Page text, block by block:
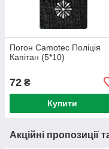
Погон Camotec Поліція
Капітан (5*10)
72 ₴
Купити
Акційні пропозиції